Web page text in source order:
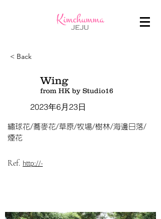
< Back
Wing
from HK by Studio16
2023年6月23日
繡球花/蕎麥花/草原/牧場/樹林/海邊日落/
煙花
Ref. http://-